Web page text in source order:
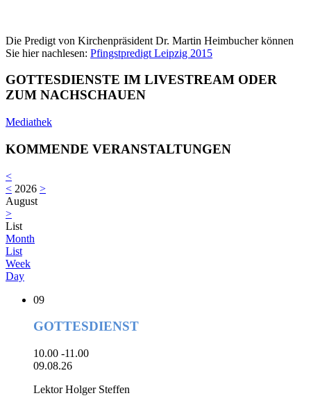
Die Predigt von Kirchenpräsident Dr. Martin Heimbucher können
Sie hier nachlesen: Pfingstpredigt Leipzig 2015
GOTTESDIENSTE IM LIVESTREAM ODER
ZUM NACHSCHAUEN
Mediathek
KOMMENDE VERANSTALTUNGEN
<
< 2026 >
August
>
List
Month
List
Week
Day
09
GOTTESDIENST
10.00 -11.00
09.08.26
Lektor Holger Steffen